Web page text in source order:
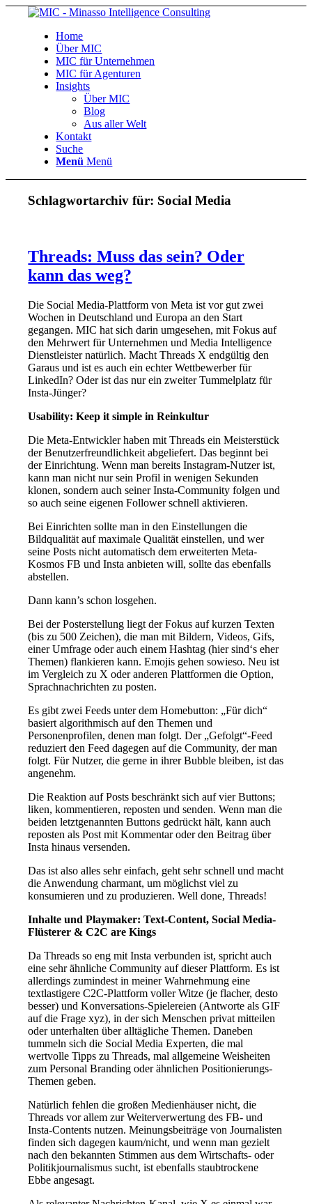
Home
Über MIC
MIC für Unternehmen
MIC für Agenturen
Insights
Über MIC
Blog
Aus aller Welt
Kontakt
Suche
Menü Menü
Schlagwortarchiv für: Social Media
Threads: Muss das sein? Oder
kann das weg?
Die Social Media-Plattform von Meta ist vor gut zwei
Wochen in Deutschland und Europa an den Start
gegangen. MIC hat sich darin umgesehen, mit Fokus auf
den Mehrwert für Unternehmen und Media Intelligence
Dienstleister natürlich. Macht Threads X endgültig den
Garaus und ist es auch ein echter Wettbewerber für
LinkedIn? Oder ist das nur ein zweiter Tummelplatz für
Insta-Jünger?
Usability: Keep it simple in Reinkultur
Die Meta-Entwickler haben mit Threads ein Meisterstück
der Benutzerfreundlichkeit abgeliefert. Das beginnt bei
der Einrichtung. Wenn man bereits Instagram-Nutzer ist,
kann man nicht nur sein Profil in wenigen Sekunden
klonen, sondern auch seiner Insta-Community folgen und
so auch seine eigenen Follower schnell aktivieren.
Bei Einrichten sollte man in den Einstellungen die
Bildqualität auf maximale Qualität einstellen, und wer
seine Posts nicht automatisch dem erweiterten Meta-
Kosmos FB und Insta anbieten will, sollte das ebenfalls
abstellen.
Dann kann’s schon losgehen.
Bei der Posterstellung liegt der Fokus auf kurzen Texten
(bis zu 500 Zeichen), die man mit Bildern, Videos, Gifs,
einer Umfrage oder auch einem Hashtag (hier sind‘s eher
Themen) flankieren kann. Emojis gehen sowieso. Neu ist
im Vergleich zu X oder anderen Plattformen die Option,
Sprachnachrichten zu posten.
Es gibt zwei Feeds unter dem Homebutton: „Für dich“
basiert algorithmisch auf den Themen und
Personenprofilen, denen man folgt. Der „Gefolgt“-Feed
reduziert den Feed dagegen auf die Community, der man
folgt. Für Nutzer, die gerne in ihrer Bubble bleiben, ist das
angenehm.
Die Reaktion auf Posts beschränkt sich auf vier Buttons;
liken, kommentieren, reposten und senden. Wenn man die
beiden letztgenannten Buttons gedrückt hält, kann auch
reposten als Post mit Kommentar oder den Beitrag über
Insta hinaus versenden.
Das ist also alles sehr einfach, geht sehr schnell und macht
die Anwendung charmant, um möglichst viel zu
konsumieren und zu produzieren. Well done, Threads!
Inhalte und Playmaker: Text-Content, Social Media-
Flüsterer & C2C are Kings
Da Threads so eng mit Insta verbunden ist, spricht auch
eine sehr ähnliche Community auf dieser Plattform. Es ist
allerdings zumindest in meiner Wahrnehmung eine
textlastigere C2C-Plattform voller Witze (je flacher, desto
besser) und Konversations-Spielereien (Antworte als GIF
auf die Frage xyz), in der sich Menschen privat mitteilen
oder unterhalten über alltägliche Themen. Daneben
tummeln sich die Social Media Experten, die mal
wertvolle Tipps zu Threads, mal allgemeine Weisheiten
zum Personal Branding oder ähnlichen Positionierungs-
Themen geben.
Natürlich fehlen die großen Medienhäuser nicht, die
Threads vor allem zur Weiterverwertung des FB- und
Insta-Contents nutzen. Meinungsbeiträge von Journalisten
finden sich dagegen kaum/nicht, und wenn man gezielt
nach den bekannten Stimmen aus dem Wirtschafts- oder
Politikjournalismus sucht, ist ebenfalls staubtrockene
Ebbe angesagt.